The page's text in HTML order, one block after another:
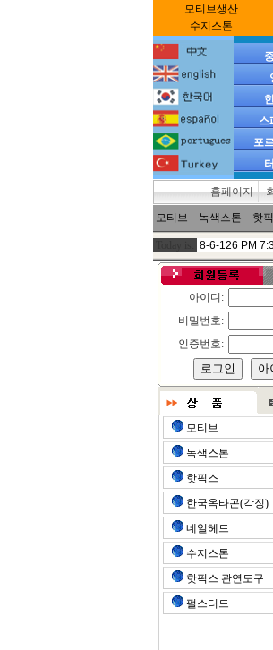
모티브생산
수지스톤
스
포
홈페이지
모티브 녹색스톤 핫
아이디:
비밀번호:
인증번호:
모티브
녹색스톤
핫픽스
한국옥타곤(각징)
네일헤드
수지스톤
핫픽스 관연도구
펄스터드